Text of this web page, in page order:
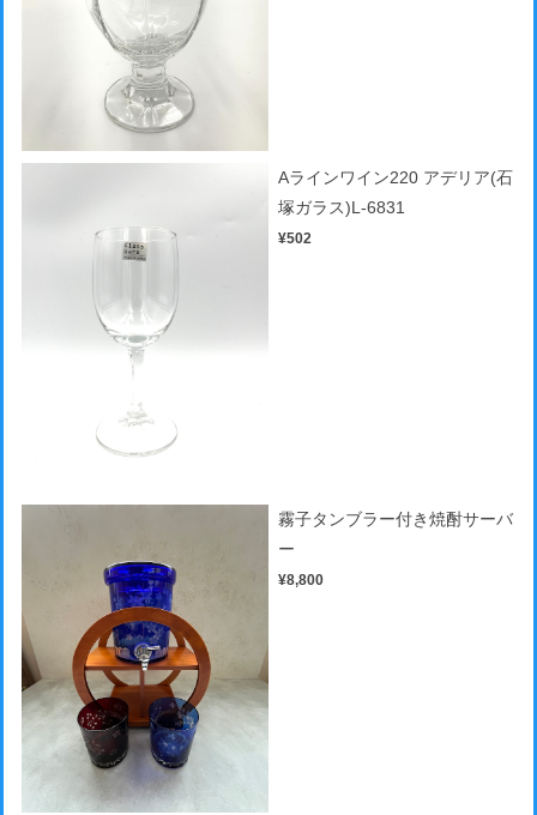
Aラインワイン220 アデリア(石
塚ガラス)L-6831
¥502
霧子タンブラー付き焼酎サーバ
ー
¥8,800